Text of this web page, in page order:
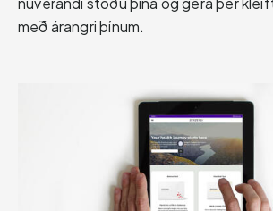
með árangri þínum.